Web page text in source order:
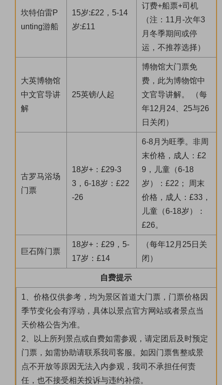
坎特伯雷P
unting游船
15岁:£22，5-14
岁:£11
订费+船票+司机
（注：11月-次年3
月冬季期间或停
运，不推荐选择）
大英博物馆
中文官导讲
解
25英镑/人起
博物馆大门票免
费，此为博物馆中
文官导讲解。 （每
年12月24、25与26
日关闭）
古罗马浴场
门票
18岁+：£29-3
3，6-18岁：£22
-26
6-8月为旺季。非周
末价格，成人：£2
9，儿童（6-18
岁）：£22； 周末
价格，成人：£33，
儿童（6-18岁）：
£26。
巨石阵门票
18岁+：£29，5-
17岁：£14
（每年12月25日关
闭）
自费提示
1、价格仅供参考，均为景区首道大门票，门票价格因
季节变化会有浮动，具体以景点官方网站或者景点当
天价格公告为准。
2、以上所列景点或自费如需参观，请定团后及时预定
门票，如需协助请联系我司客服。如因门票售整或景
点不开放等原因无法入内参观，我司不承担任何责
任，也不接受相关投诉与违约补偿。